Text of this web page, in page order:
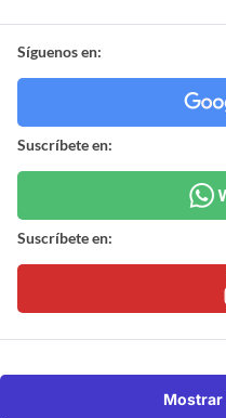
Síguenos en:
Suscríbete en:
Suscríbete en:
Mostrar